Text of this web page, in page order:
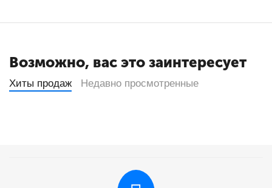
Возможно, вас это заинтересует
Хиты продаж Недавно просмотренные